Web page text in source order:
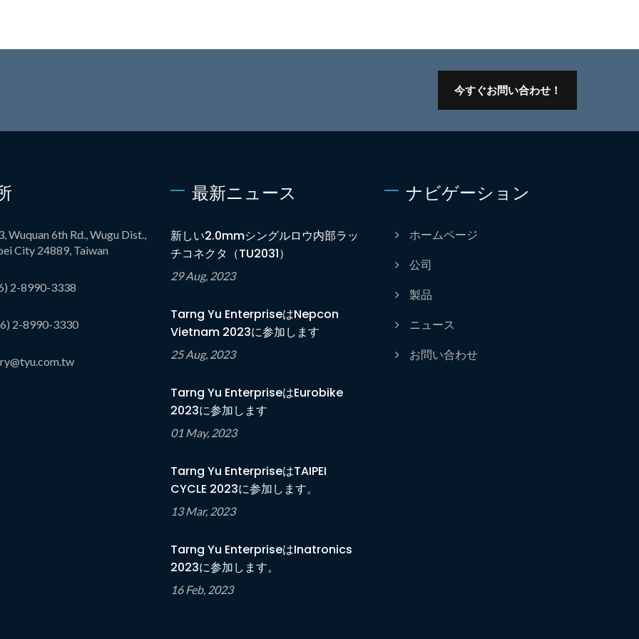
今すぐお問い合わせ！
Wuquan 6th Rd., Wugu Dist.,
City 24889, Taiwan
2-8990-3338
2-8990-3330
最新ニュース
新しい2.0mmシングルロウ内部ラッ
チコネクタ（TU2031）
29 Aug, 2023
Tarng Yu EnterpriseはNepcon
Vietnam 2023に参加します
25 Aug, 2023
Tarng Yu EnterpriseはEurobike
2023に参加します
01 May, 2023
Tarng Yu EnterpriseはTAIPEI
CYCLE 2023に参加します。
13 Mar, 2023
Tarng Yu EnterpriseはInatronics
2023に参加します。
16 Feb, 2023
ナビゲーション
ホームページ
公司
製品
ニュース
お問い合わせ